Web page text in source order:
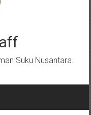
Suku Nusantara.